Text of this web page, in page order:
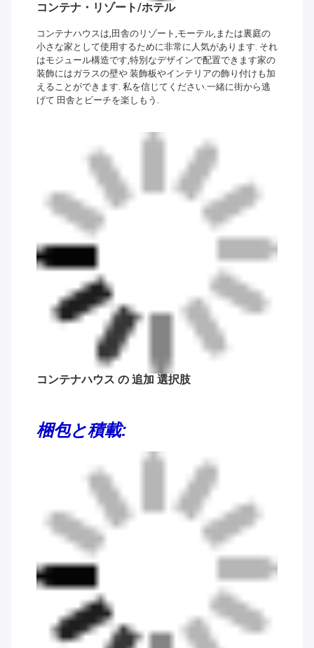
コンテナ・リゾート/ホテル
コンテナハウスは,田舎のリゾート,モーテル,または裏庭の
小さな家として使用するために非常に人気があります. それ
はモジュール構造です,特別なデザインで配置できます家の
装飾にはガラスの壁や 装飾板やインテリアの飾り付けも加
えることができます. 私を信じてください.一緒に街から逃
げて 田舎とビーチを楽しもう.
コンテナハウス の 追加 選択肢
梱包と積載: